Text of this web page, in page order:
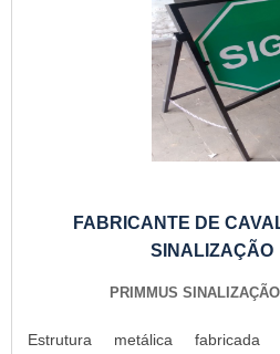
FABRICANTE DE
SINALIZAÇÃO
PRIMMUS SINALIZAÇÃO
Estrutura metálica fabricada